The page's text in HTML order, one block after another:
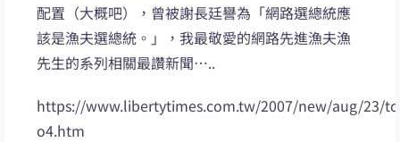
配置（大概吧），曾被謝長廷譽為「網路選總統應
該是漁夫選總統。」，我最敬愛的網路先進漁夫漁
先生的系列相關最讚新聞…..
https://www.libertytimes.com.tw/2007/new/aug/23/
o4.htm